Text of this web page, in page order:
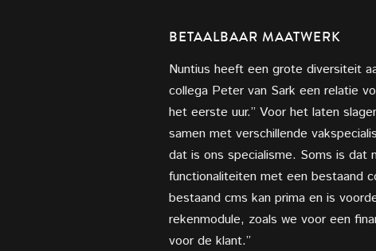
BETAALBAAR MAATWERK
Nuntius heeft een grote diversiteit
collega Peter van Sark een relatie
het eerste uur.” Voor het laten
samen met verschillende
dat is ons specialisme. Soms is dat
functionaliteiten met een bestaand
bestaand cms kan prima en is
rekenmodule, zoals we voor een
voor de klant.”